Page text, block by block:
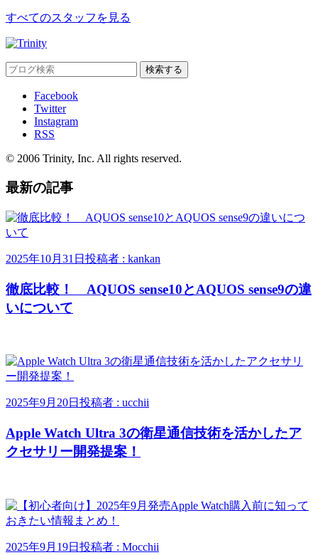
すべてのスタッフを見る
Facebook
Twitter
Instagram
RSS
© 2006 Trinity, Inc. All rights reserved.
最新の記事
2025年10月31日 投稿者 : kankan
徹底比較！ AQUOS sense10とAQUOS sense9の違
いについて
2025年9月20日 投稿者 : ucchii
Apple Watch Ultra 3の衛星通信技術を活かしたア
クセサリー開発提案！
2025年9月19日 投稿者 : Mocchii